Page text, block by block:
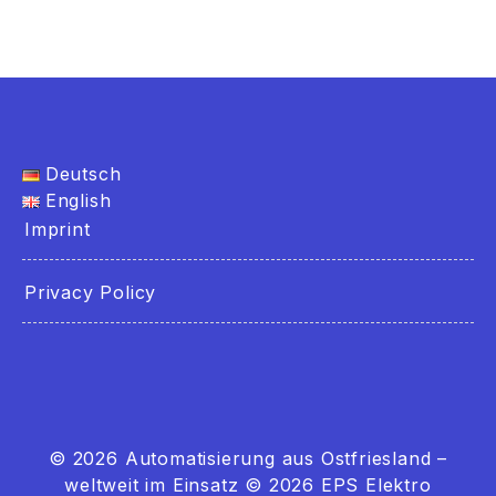
Deutsch
English
Imprint
Privacy Policy
© 2026 Automatisierung aus Ostfriesland –
weltweit im Einsatz © 2026 EPS Elektro